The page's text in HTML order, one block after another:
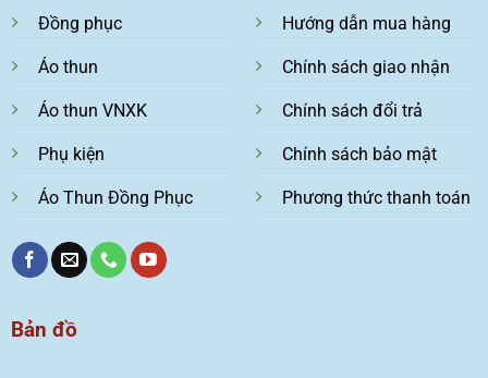
Đồng phục
Áo thun
Áo thun VNXK
Phụ kiện
Áo Thun Đồng Phục
Hướng dẫn mua hàng
Chính sách giao nhận
Chính sách đổi trả
Chính sách bảo mật
Phương thức thanh toán
Bản đồ